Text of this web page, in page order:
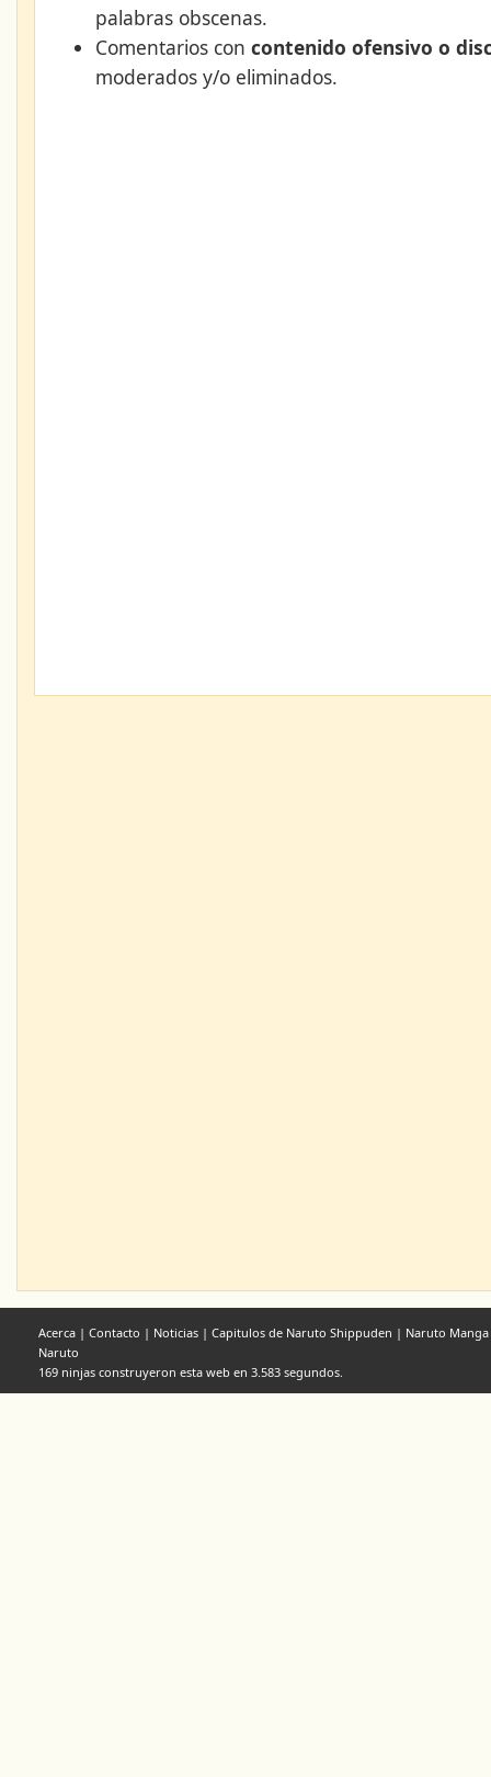
palabras obscenas.
Comentarios con contenido ofensivo o
moderados y/o eliminados.
Acerca | Contacto | Noticias | Capitulos de Naruto Shippuden | Naruto Manga
Naruto
169 ninjas construyeron esta web en 3.583 segundos.